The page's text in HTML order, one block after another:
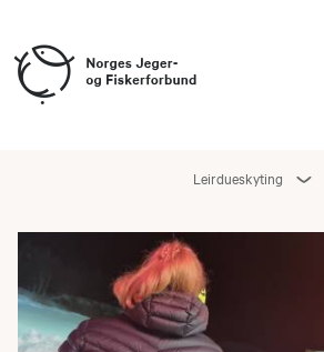
Leirdueskyting